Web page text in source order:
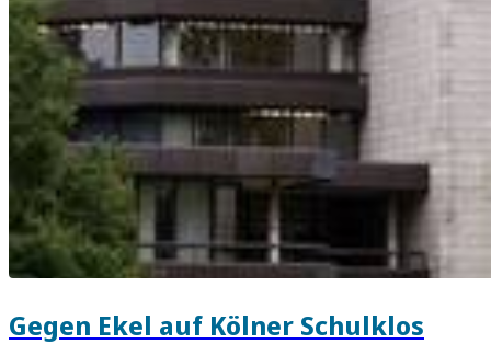
Gegen Ekel auf Kölner Schulklos